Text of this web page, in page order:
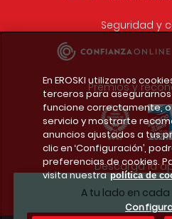
A tu lado en
Seguridad y
Premios y
Descarga la
En EROSKI utilizamos
terceros para
funcione correctamente,
servicio y mostrarte
anuncios ajustados a tus
clic en ‘Configuración’,
preferencias de cookies.
visita nuestra política de